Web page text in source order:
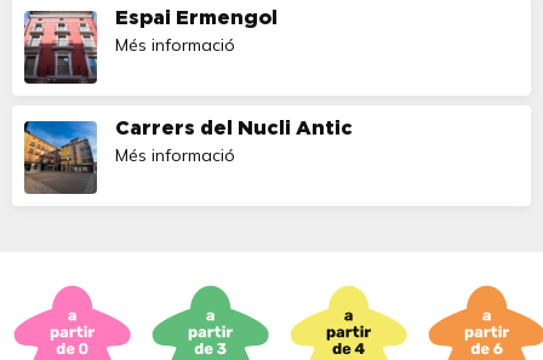
Espai Ermengol
Més informació
Carrers del Nucli Antic
Més informació